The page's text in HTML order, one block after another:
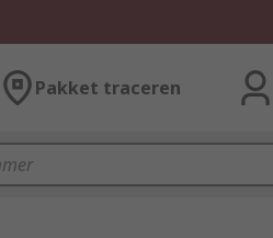
Pakket traceren